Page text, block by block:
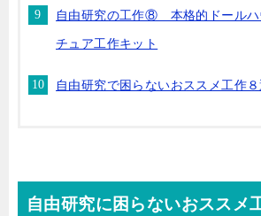
自由研究の工作⑧ 本格的ドール
チュア工作キット
自由研究で困らないおススメ工作
自由研究に困らないおススメ